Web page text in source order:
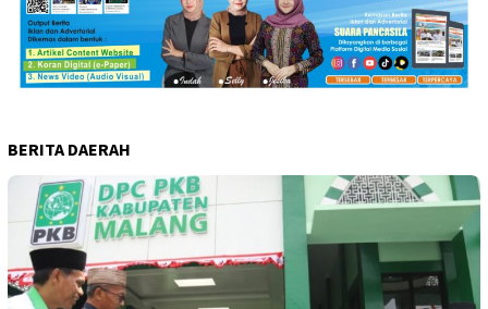
BERITA DAERAH